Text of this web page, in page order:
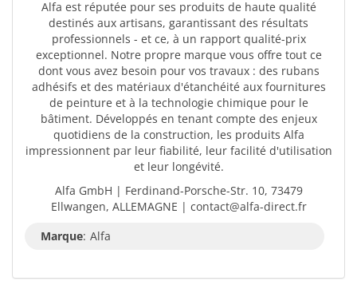
Alfa est réputée pour ses produits de haute qualité
destinés aux artisans, garantissant des résultats
professionnels - et ce, à un rapport qualité-prix
exceptionnel. Notre propre marque vous offre tout ce
dont vous avez besoin pour vos travaux : des rubans
adhésifs et des matériaux d'étanchéité aux fournitures
de peinture et à la technologie chimique pour le
bâtiment. Développés en tenant compte des enjeux
quotidiens de la construction, les produits Alfa
impressionnent par leur fiabilité, leur facilité d'utilisation
et leur longévité.
Alfa GmbH | Ferdinand-Porsche-Str. 10, 73479
Ellwangen, ALLEMAGNE | contact@alfa-direct.fr
Marque: Alfa